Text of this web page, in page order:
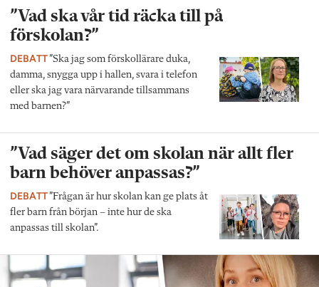
”Vad ska vår tid räcka till på
förskolan?”
DEBATT”Ska jag som förskollärare duka,
damma, snygga upp i hallen, svara i telefon
eller ska jag vara närvarande tillsammans
med barnen?”
”Vad säger det om skolan när allt fler
barn behöver anpassas?”
DEBATT”Frågan är hur skolan kan ge plats åt
fler barn från början – inte hur de ska
anpassas till skolan”.